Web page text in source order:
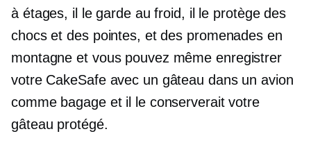
à étages, il le garde au froid, il le protège des
chocs et des pointes, et des promenades en
montagne et vous pouvez même enregistrer
votre CakeSafe avec un gâteau dans un avion
comme bagage et il le conserverait votre
gâteau protégé.